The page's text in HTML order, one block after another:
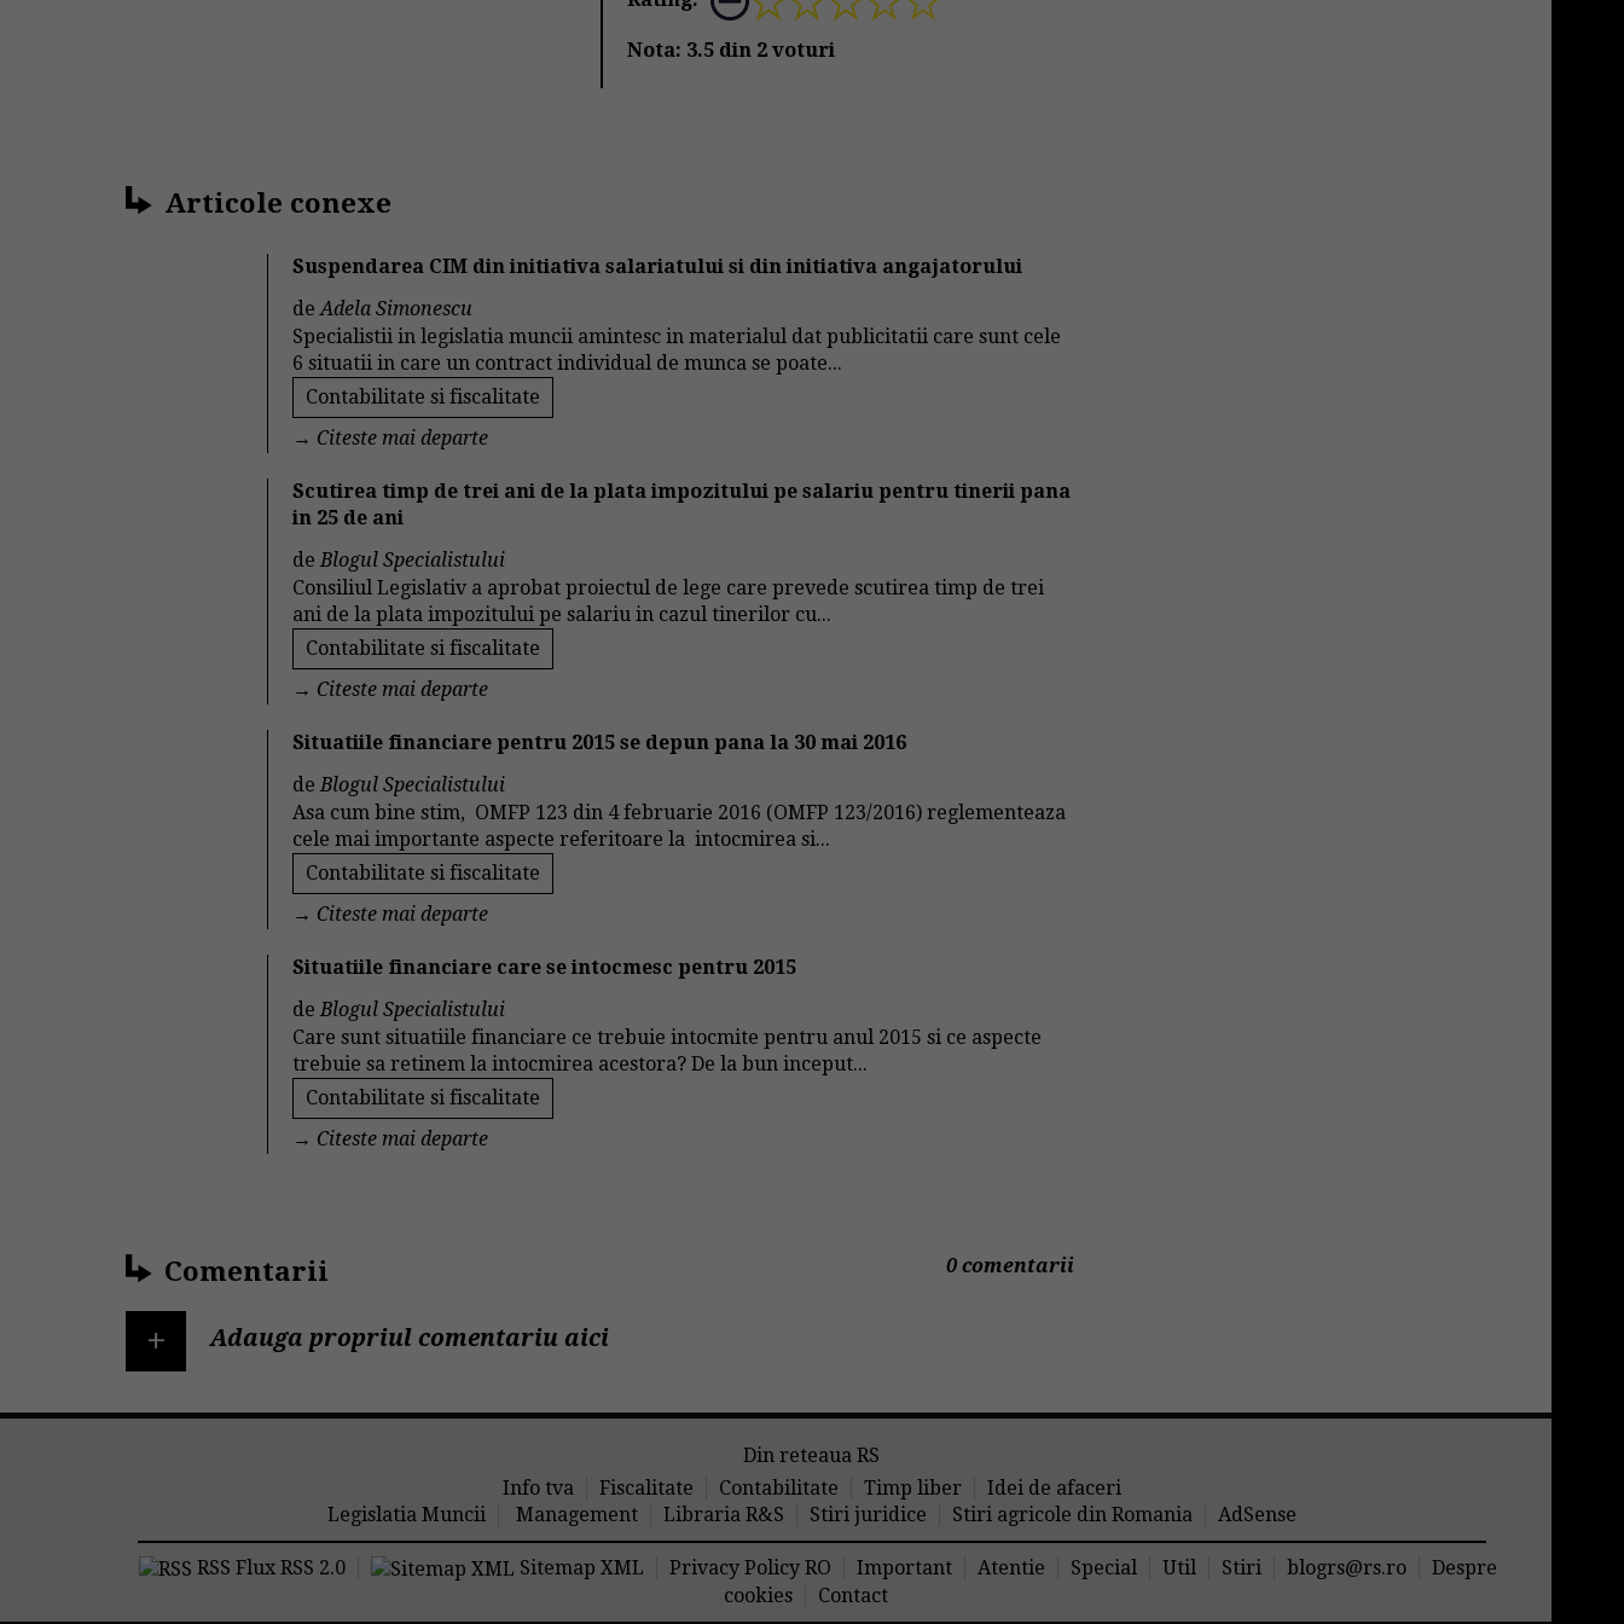
Nota: 3.5din 2voturi
Articole conexe
Suspendarea CIM din initiativa salariatului si din initiativa angajatorului
deAdela Simonescu
Specialistii in legislatia muncii amintesc in materialul dat publicitatii care sunt cele
6 situatii in care un contract individual de munca se poate...
Contabilitate si fiscalitate
→ Citeste mai departe
Scutirea timp de trei ani de la plata impozitului pe salariu pentru tinerii pana
in 25 de ani
deBlogul Specialistului
Consiliul Legislativ a aprobat proiectul de lege care prevede scutirea timp de trei
ani de la plata impozitului pe salariu in cazul tinerilor cu...
Contabilitate si fiscalitate
→ Citeste mai departe
Situatiile financiare pentru 2015 se depun pana la 30 mai 2016
deBlogul Specialistului
Asa cum bine stim, OMFP 123 din 4 februarie 2016 (OMFP 123/2016) reglementeaza
cele mai importante aspecte referitoare la intocmirea si...
Contabilitate si fiscalitate
→ Citeste mai departe
Situatiile financiare care se intocmesc pentru 2015
deBlogul Specialistului
Care sunt situatiile financiare ce trebuie intocmite pentru anul 2015 si ce aspecte
trebuie sa retinem la intocmirea acestora? De la bun inceput...
Contabilitate si fiscalitate
→ Citeste mai departe
Comentarii 0 comentarii
+ Adauga propriul comentariu aici
Din reteaua RS
Info tva
Fiscalitate Contabilitate Timp liber
Idei de afaceri
Legislatia Muncii
Management Libraria R&S Stiri juridice Stiri agricole din Romania AdSense
RSS Flux RSS 2.0 Sitemap XML Privacy Policy RO Important Atentie Special Util Stiri blogrs@rs.ro
Despre
cookies
Contact